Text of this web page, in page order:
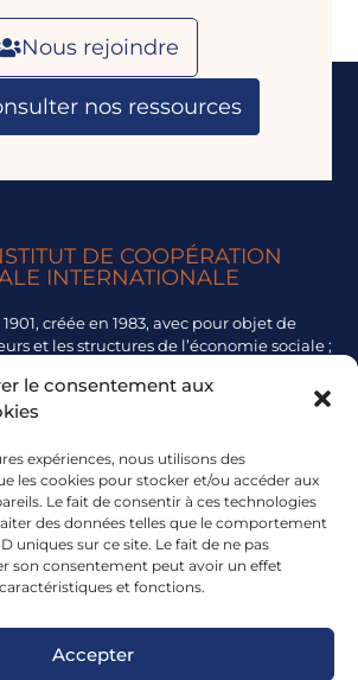
le consentement aux
expériences, nous utilisons des
les cookies pour stocker et/ou accéder aux
Le fait de consentir à ces technologies
des données telles que le comportement
uniques sur ce site. Le fait de ne pas
son consentement peut avoir un effet
et fonctions.
Accepter
Nous rejoindre
nos ressources
DE COOPÉRATION
INTERNATIONALE
créée en 1983, avec pour objet de
et les structures de l’économie sociale ;
des démocraties sociales,
; promouvoir et diffuser les normes
Les Mentions Légales
SITE NOUS CONTACTER
email : info@icosi.org
Adresse : 30 Rue des
Epinette 75017 PARIS -